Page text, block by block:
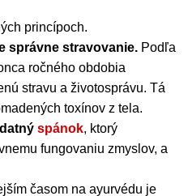
princípoch.
správne stravovanie. Podľa
ročného obdobia
stravu a životosprávu. Tá
toxínov z tela.
spánok, ktorý
fungovaniu zmyslov, a
časom na ayurvédu je